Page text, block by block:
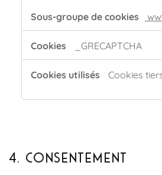
_GRECAPTCHA
Cookies
4. CONSENTEMENT